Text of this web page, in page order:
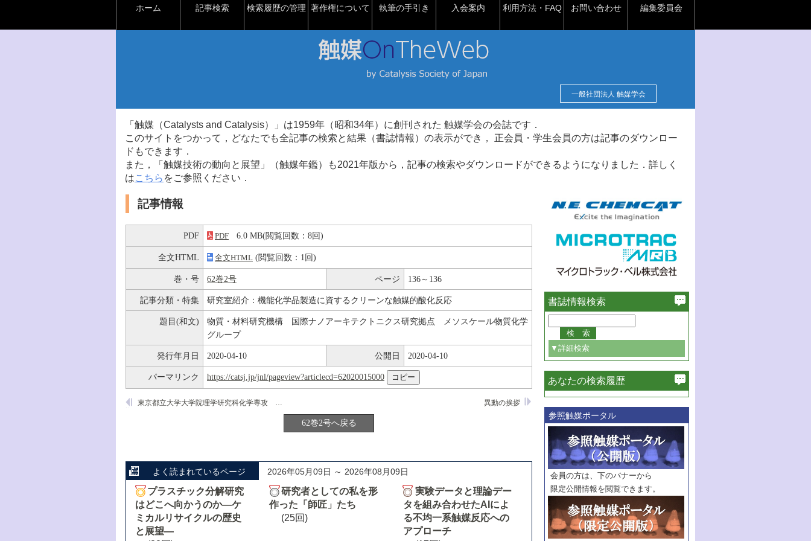
ホーム 記事検索 検索履歴の管理 著作権について 執筆の手引き 入会案内 利用方法・FAQ お問い合わせ 編集委員会
一般社団法人 触媒学会
「触媒（Catalysts and Catalysis）」は1959年（昭和34年）に創刊された 触媒学会の会誌です．
このサイトをつかって，どなたでも全記事の検索と結果（書誌情報）の表示ができ， 正会員・学生会員の方は記事のダウンロー
ドもできます．
また，「触媒技術の動向と展望」（触媒年鑑）も2021年版から，記事の検索やダウンロードができるようになりました．詳しく
はこちら をご参照ください．
記事情報
PDF PDF 6.0 MB(閲覧回数：8回)
全文HTML 全文HTML (閲覧回数：1回)
巻・号 62巻2号 ページ 136～136
記事分類・特集 研究室紹介：機能化学品製造に資するクリーンな触媒的酸化反応
題目(和文)
物質・材料研究機構 国際ナノアーキテクトニクス研究拠点 メソスケール物質化学
グループ
発行年月日 2020-04-10 公開日 2020-04-10
パーマリンク https://catsj.jp/jnl/pageview?articlecd=62020015000
異動の挨拶
東京都立大学大学院理学研究科化学専攻 無機化学研究室
62巻2号へ戻る
よく読まれているページ 2026年05月09日 ～ 2026年08月09日
プラスチック分解研究
はどこへ向かうのか―ケ
ミカルリサイクルの歴史
と展望―
研究者としての私を形
作った「師匠」たち
(25回)
実験データと理論デー
タを組み合わせたAIによ
る不均一系触媒反応への
アプローチ
書誌情報検索
▼詳細検索
必ず含む
巻・号指定
巻
号
範囲指定
巻
号～
巻
号
触媒年鑑
年度
記事種別
マーク：
マークあり
あなたの検索履歴
参照触媒ポータル
会員の方は、下のバナーから
限定公開情報を閲覧できます。